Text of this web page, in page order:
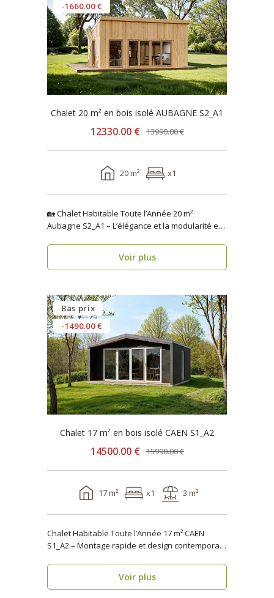
-1660.00 €
Chalet 20 m² en bois isolé AUBAGNE S2_A1
12330.00 € 13990.00 €
20 m² x1
🏡 Chalet Habitable Toute l’Année 20 m²
Aubagne S2_A1 – L’élégance et la modularité en
Voir plus
Bas prix
-1490.00 €
Chalet 17 m² en bois isolé CAEN S1_A2
14500.00 € 15990.00 €
17 m² x1 3 m²
Chalet Habitable Toute l’Année 17 m² CAEN
S1_A2 – Montage rapide et design contemporain
Voir plus